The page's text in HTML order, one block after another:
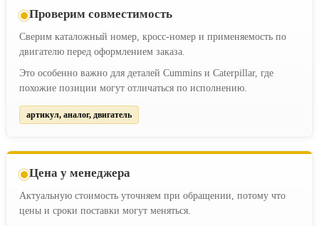
Проверим совместимость
Сверим каталожный номер, кросс-номер и применяемость по
двигателю перед оформлением заказа.
Это особенно важно для деталей Cummins и Caterpillar, где
похожие позиции могут отличаться по исполнению.
артикул, аналог, двигатель
Цена у менеджера
Актуальную стоимость уточняем при обращении, потому что
цены и сроки поставки могут меняться.